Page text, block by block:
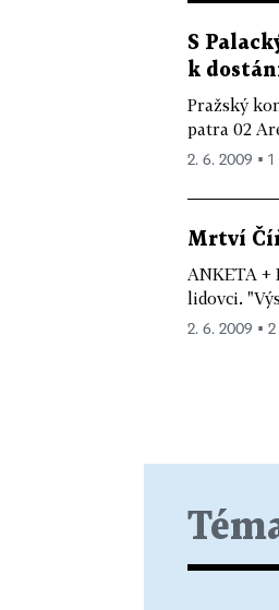
S
k
Pražský
patra 02
2. 6. 2009 ▪
Mrtví
ANKETA
lidovci.
2. 6. 2009 ▪